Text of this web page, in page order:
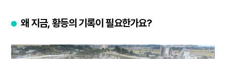
왜 지금, 황등의 기록이 필요한가요?